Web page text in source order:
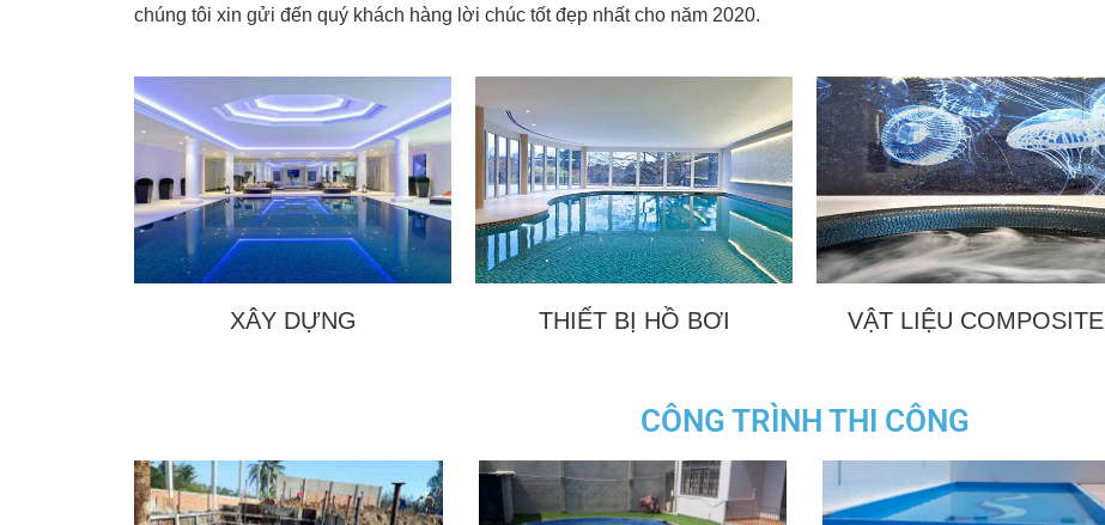
chúng tôi xin gửi đến quý khách hàng lời chúc tốt đẹp nhất cho năm 2020.
XÂY DỰNG THIẾT BỊ HỒ BƠI VẬT LIỆU COMPOSITE
CÔNG TRÌNH THI CÔNG